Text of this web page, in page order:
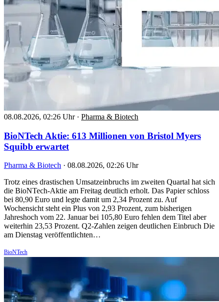
08.08.2026, 02:26 Uhr · Pharma & Biotech
BioNTech Aktie: 613 Millionen von Bristol Myers
Squibb erwartet
Pharma & Biotech · 08.08.2026, 02:26 Uhr
Trotz eines drastischen Umsatzeinbruchs im zweiten Quartal hat sich
die BioNTech-Aktie am Freitag deutlich erholt. Das Papier schloss
bei 80,90 Euro und legte damit um 2,34 Prozent zu. Auf
Wochensicht steht ein Plus von 2,93 Prozent, zum bisherigen
Jahreshoch vom 22. Januar bei 105,80 Euro fehlen dem Titel aber
weiterhin 23,53 Prozent. Q2-Zahlen zeigen deutlichen Einbruch Die
am Dienstag veröffentlichten…
BioNTech